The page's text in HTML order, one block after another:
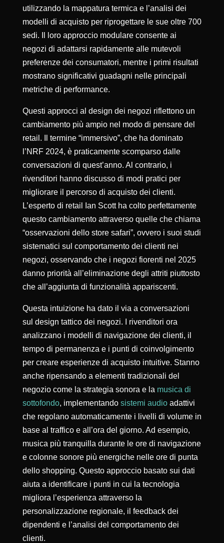
utilizzando la mappatura termica e l’analisi dei
modelli di acquisto per riprogettare le sue oltre 700
sedi. Il loro approccio modulare consente ai
negozi di adattarsi rapidamente alle mutevoli
preferenze dei consumatori, mentre i primi risultati
mostrano significativi guadagni nelle principali
metriche di performance.
Questi approcci al design dei negozi riflettono un
cambiamento più ampio nel modo di pensare del
retail. Il termine “immersivo”, che ha dominato
l’NRF 2024, è praticamente scomparso dalle
conversazioni di quest’anno. Al contrario, i
rivenditori hanno discusso di modi pratici per
migliorare il percorso di acquisto dei clienti.
L’esperto di retail Ian Scott ha colto perfettamente
questo cambiamento attraverso quelle che chiama
“osservazioni dello store safari”, ovvero i suoi studi
sistematici sul comportamento dei clienti nei
negozi, osservando che i negozi fiorenti nel 2025
danno priorità all’eliminazione degli attriti piuttosto
che all’aggiunta di funzionalità appariscenti.
Questa intuizione ha dato il via a conversazioni
sul design tattico dei negozi. I rivenditori ora
analizzano i modelli di navigazione dei clienti, il
tempo di permanenza e i punti di coinvolgimento
per creare esperienze di acquisto intuitive. Stanno
anche ripensando a elementi tradizionali del
negozio come la strategia sonora e la musica di
sottofondo, implementando sistemi audioadattivi
che regolano automaticamente i livelli di volume in
base al traffico e all’ora del giorno. Ad esempio,
musica più tranquilla durante le ore di navigazione
e colonne sonore più energiche nelle ore di punta
dello shopping. Questo approccio basato sui dati
aiuta a identificare i punti in cui la tecnologia
migliora l’esperienza attraverso la
personalizzazione regionale, il feedback dei
dipendenti e l’analisi del comportamento dei
clienti.